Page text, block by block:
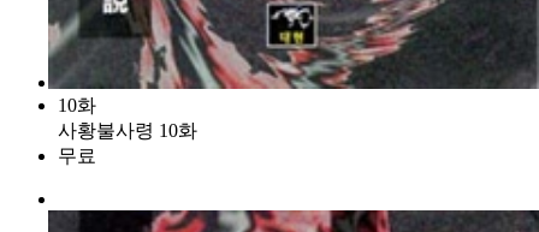
10화
사황불사령 10화
무료